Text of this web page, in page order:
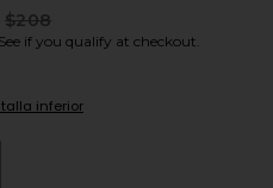
Previous price:
$208
if you qualify at checkout.
inferior